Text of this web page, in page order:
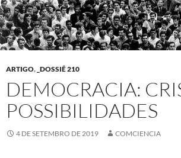
ARTIGO, _DOSSIÊ 210
DEMOCRACIA:
POSSIBILIDADES
4 DE SETEMBRO DE 2019 COMCIENCIA